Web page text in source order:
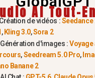
2025, L'OpenAI an'a
officielle pour la
Le déploiement
des éléments suivants
AI Tout-
de vidéos :Seedance
,Kling 3.0,Sora 2
Génération d'images :Voyage
,Seedream 5.0 Pro,
Banane 2